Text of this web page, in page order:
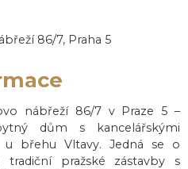
86/7, Praha 5
nábřeží 86/7 v Praze 5 –
dům s kancelářskými
břehu Vltavy. Jedná se o
tradiční pražské zástavby s